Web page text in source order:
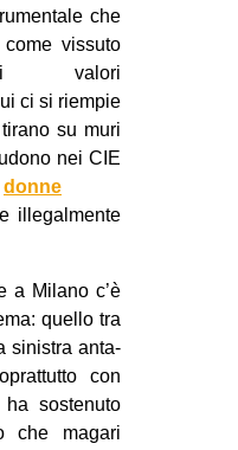
che
vis­suto
valori
ci si riem­pie
su muri
nei CIE
donne
ille­gal­mente
a Milano c’è
quello tra
sini­stra anta­
con
soste­nuto
che magari